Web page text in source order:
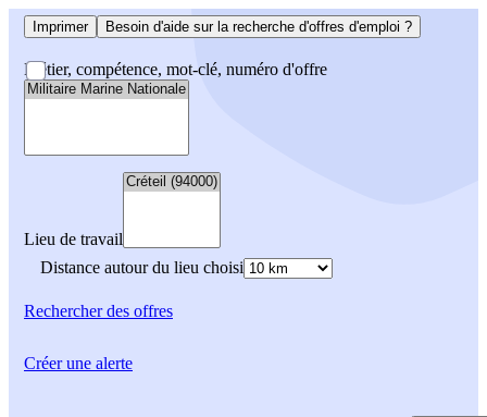
Imprimer Besoin d'aide sur la recherche d'offres d'emploi ?
Métier, compétence, mot-clé, numéro d'offre
Lieu de travail
Distance autour du lieu choisi
Rechercherdes offres
Créer une alerte